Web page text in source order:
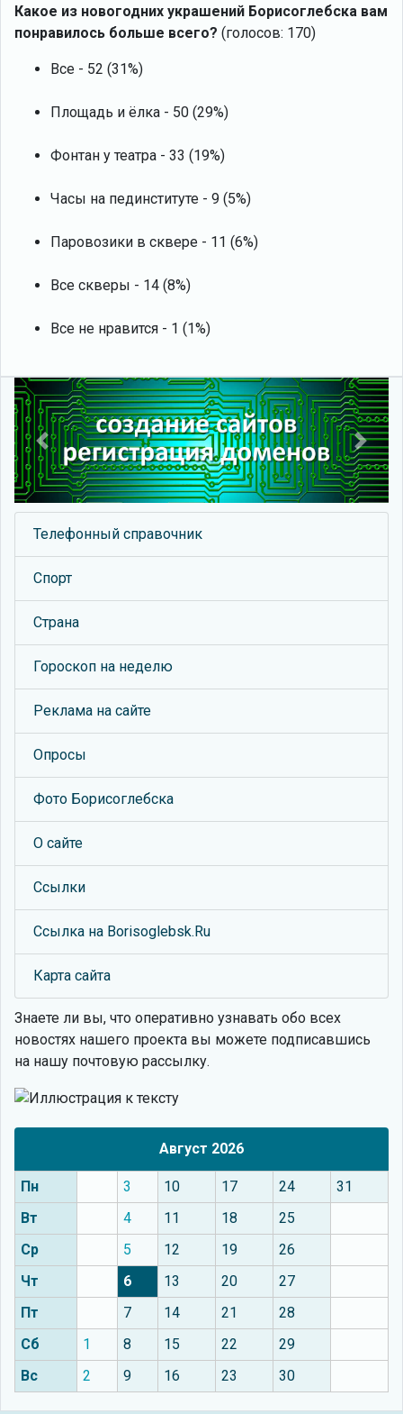
Какое из новогодних украшений Борисоглебска вам
понравилось больше всего? (голосов: 170)
Все - 52 (31%)
Площадь и ёлка - 50 (29%)
Фонтан у театра - 33 (19%)
Часы на пединституте - 9 (5%)
Паровозики в сквере - 11 (6%)
Все скверы - 14 (8%)
Все не нравится - 1 (1%)
Previous Next
Телефонный справочник
Спорт
Страна
Гороскоп на неделю
Реклама на сайте
Опросы
Фото Борисоглебска
О сайте
Ссылки
Ссылка на Borisoglebsk.Ru
Карта сайта
Знаете ли вы, что оперативно узнавать обо всех
новостях нашего проекта вы можете подписавшись
на нашу почтовую рассылку.
Август 2026
Пн 3 10 17 24
31
Вт
4 11 18
25
Ср
5 12 19
26
Чт
6 13 20
27
Пт
7 14 21
28
Сб
1 8 15 22
29
Вс
2 9 16 23 30